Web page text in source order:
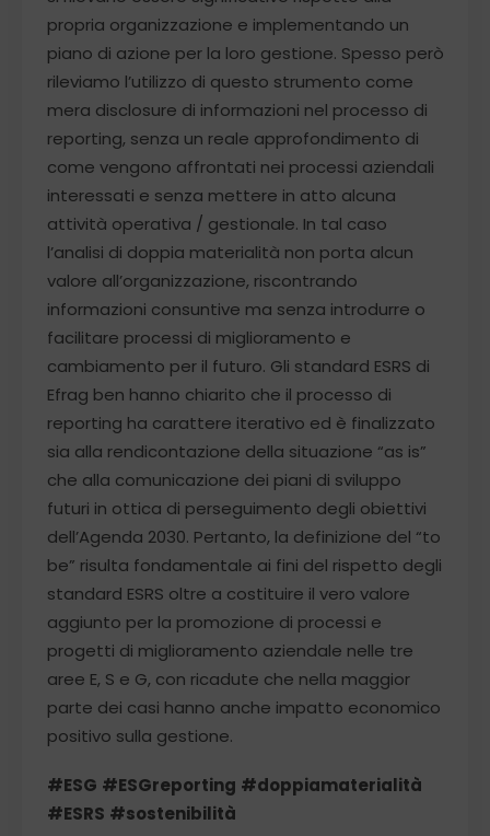
propria organizzazione e implementando un
piano di azione per la loro gestione. Spesso però
rileviamo l’utilizzo di questo strumento come
mera disclosure di informazioni nel processo di
reporting, senza un reale approfondimento di
come vengono affrontati nei processi aziendali
interessati e senza mettere in atto alcuna
attività operativa / gestionale. In tal caso
l’analisi di doppia materialità non porta alcun
valore all’organizzazione, riscontrando
informazioni consuntive ma senza introdurre o
facilitare processi di miglioramento e
cambiamento per il futuro. Gli standard ESRS di
Efrag ben hanno chiarito che il processo di
reporting ha carattere iterativo ed è finalizzato
sia alla rendicontazione della situazione “as is”
che alla comunicazione dei piani di sviluppo
futuri in ottica di perseguimento degli obiettivi
dell’Agenda 2030. Pertanto, la definizione del “to
be” risulta fondamentale ai fini del rispetto degli
standard ESRS oltre a costituire il vero valore
aggiunto per la promozione di processi e
progetti di miglioramento aziendale nelle tre
aree E, S e G, con ricadute che nella maggior
parte dei casi hanno anche impatto economico
positivo sulla gestione.
#ESG #ESGreporting #doppiamaterialità
#ESRS #sostenibilità